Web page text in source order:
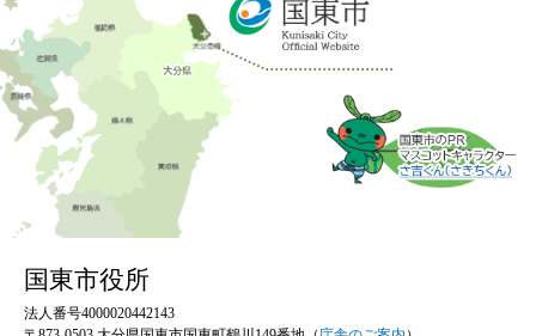
国東市役所
法人番号4000020442143